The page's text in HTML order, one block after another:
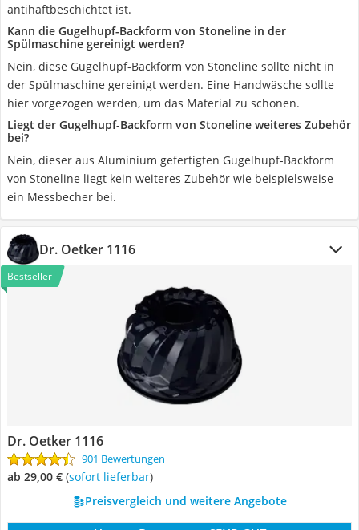
antihaftbeschichtet ist.
Kann die Gugelhupf-Backform von Stoneline in der
Spülmaschine gereinigt werden?
Nein, diese Gugelhupf-Backform von Stoneline sollte nicht in
der Spülmaschine gereinigt werden. Eine Handwäsche sollte
hier vorgezogen werden, um das Material zu schonen.
Liegt der Gugelhupf-Backform von Stoneline weiteres Zubehör
bei?
Nein, dieser aus Aluminium gefertigten Gugelhupf-Backform
von Stoneline liegt kein weiteres Zubehör wie beispielsweise
ein Messbecher bei.
Dr. Oetker 1116
Bestseller
Dr. Oetker 1116
901 Bewertungen
ab 29,00 € ( Sofort lieferbar)
Preisvergleich und weitere Angebote